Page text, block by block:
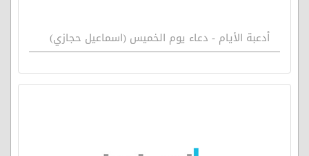
أدعبة الأيام - دعاء يوم الخميس (اسماعيل حجازي)